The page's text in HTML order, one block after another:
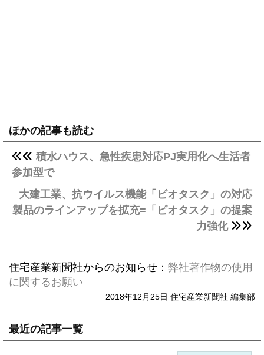
ほかの記事も読む
積水ハウス、急性疾患対応PJ実用化へ生活者
参加型で
大建工業、抗ウイルス機能「ビオタスク」の対応
製品のラインアップを拡充=「ビオタスク」の提案
力強化
住宅産業新聞社からのお知らせ： 弊社著作物の使用
に関するお願い
2018年12月25日 住宅産業新聞社 編集部
最近の記事一覧